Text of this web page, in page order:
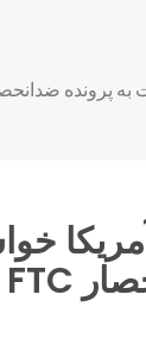
آمریکا